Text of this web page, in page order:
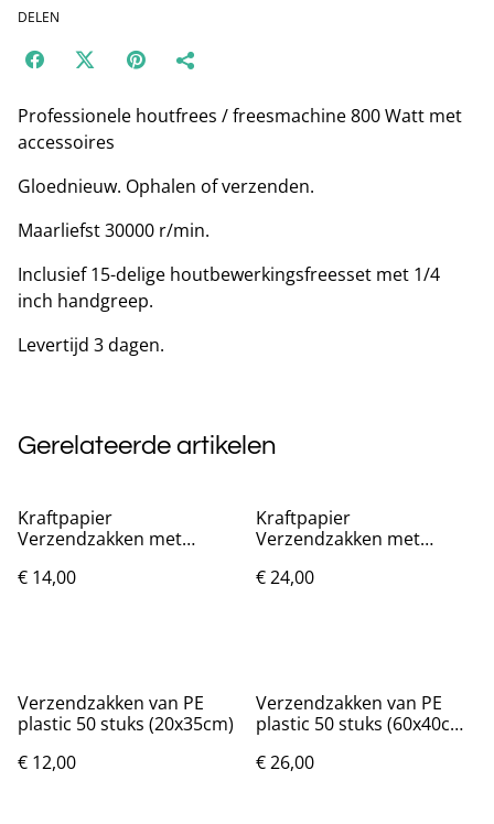
DELEN
Professionele houtfrees / freesmachine 800 Watt met
accessoires
Gloednieuw. Ophalen of verzenden.
Maarliefst 30000 r/min.
Inclusief 15-delige houtbewerkingsfreesset met 1/4
inch handgreep.
Levertijd 3 dagen.
Gerelateerde artikelen
Kraftpapier
Verzendzakken met
(11x15cm)
€ 14,00
Kraftpapier
Verzendzakken met
(11x23cm)
€ 24,00
Verzendzakken van PE
plastic 50 stuks (20x35cm)
€ 12,00
Verzendzakken van PE
plastic 50 stuks (60x40cm)
€ 26,00